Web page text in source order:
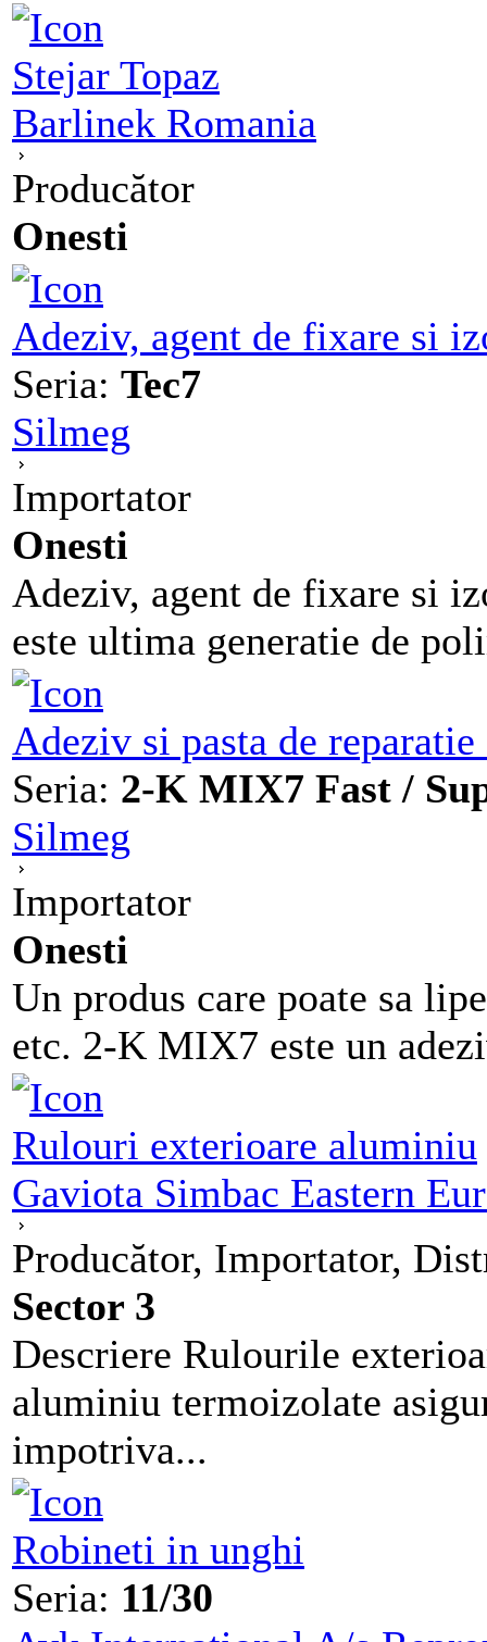
Stejar Topaz
Barlinek Romania
Producător
Onesti
Adeziv, agent de fixare si
Seria: Tec7
Silmeg
Importator
Onesti
Adeziv, agent de fixare si
este ultima generatie de
Adeziv si pasta de
Seria: 2-K MIX7 Fast /
Silmeg
Importator
Onesti
Un produs care poate sa
etc. 2-K MIX7 este un
Rulouri exterioare aluminiu
Gaviota Simbac Eastern
Producător, Importator,
Sector 3
Descriere Rulourile
aluminiu termoizolate
impotriva...
Robineti in unghi
Seria: 11/30